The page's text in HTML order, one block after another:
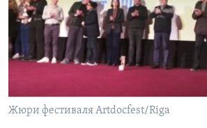
Learning English
СОЦИАЛЬНЫЕ СЕТИ
Жюри фестиваля Artdocfest/Riga